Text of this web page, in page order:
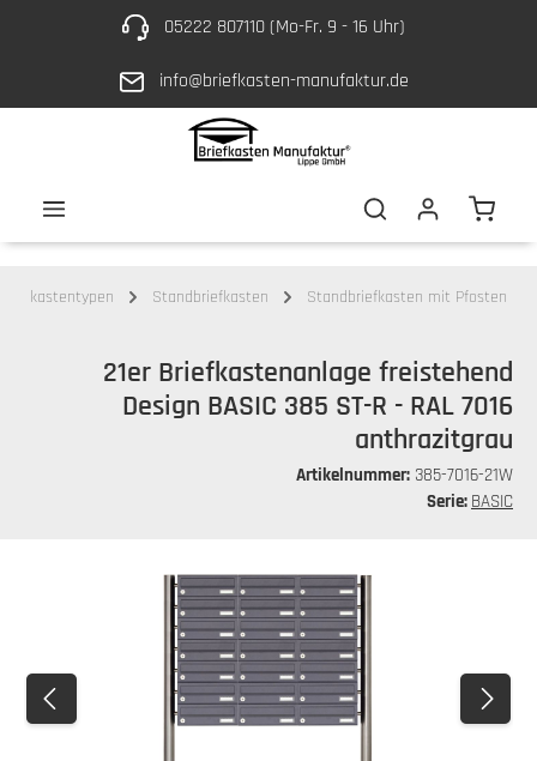
Zum Hauptinhalt springen05222 807110 (Mo-Fr. 9 - 16 Uhr)
info@briefkasten-manufaktur.de
Briefkastentypen Standbriefkasten Standbriefkasten mit Pfosten
21er Briefkastenanlage freistehend
Design BASIC 385 ST-R - RAL 7016
anthrazitgrau
Artikelnummer: 385-7016-21W
Serie: BASIC
Bildergalerie überspringen